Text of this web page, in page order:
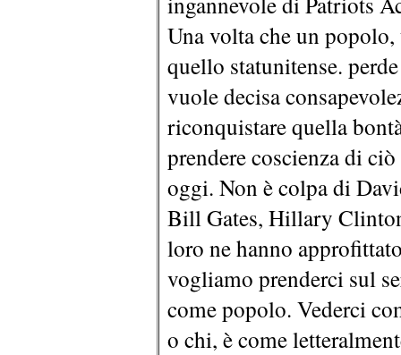
Una volta che un
quello statunitense.
vuole decisa
riconquistare quella
prendere coscienza di
oggi. Non è colpa di
Bill Gates, Hillary
loro ne hanno
vogliamo prenderci sul
come popolo. Vederci
o chi, è come